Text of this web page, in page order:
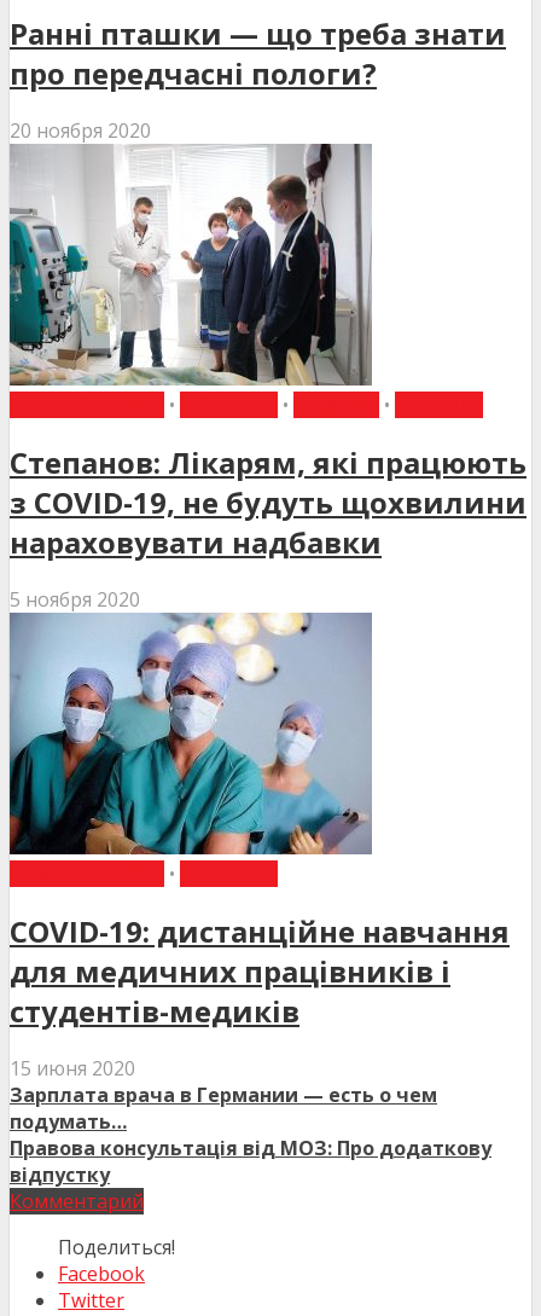
Ранні пташки — що треба знати
про передчасні пологи?
20 ноября 2020
• • •
Степанов: Лікарям, які працюють
з COVID-19, не будуть щохвилини
нараховувати надбавки
5 ноября 2020
•
COVID-19: дистанційне навчання
для медичних працівників і
студентів-медиків
15 июня 2020
Зарплата врача в Германии — есть о чем
подумать…
Правова консультація від МОЗ: Про додаткову
відпустку
Комментарий
Поделиться!
Facebook
Twitter